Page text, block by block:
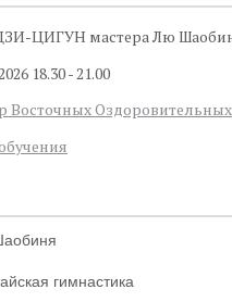
ЦИГУН мастера Лю
18.30 - 21.00
Восточных
гимнастика